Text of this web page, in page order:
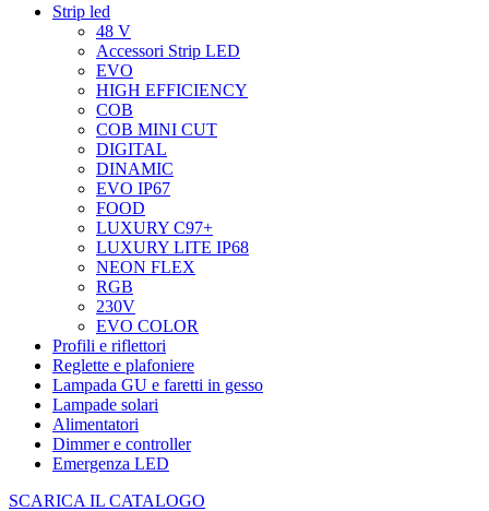
Strip led
48 V
Accessori Strip LED
EVO
HIGH EFFICIENCY
COB
COB MINI CUT
DIGITAL
DINAMIC
EVO IP67
FOOD
LUXURY C97+
LUXURY LITE IP68
NEON FLEX
RGB
230V
EVO COLOR
Profili e riflettori
Reglette e plafoniere
Lampada GU e faretti in gesso
Lampade solari
Alimentatori
Dimmer e controller
Emergenza LED
SCARICA IL CATALOGO